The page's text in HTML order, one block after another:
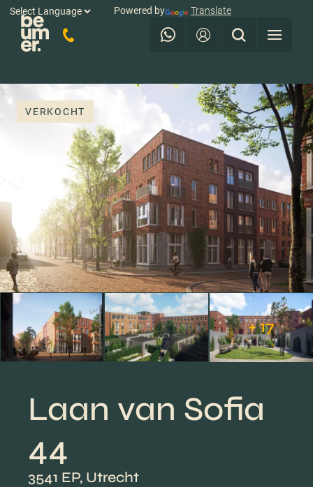
Powered by Translate
VERKOCHT
+ 17
Laan van Sofia
44
3541 EP, Utrecht